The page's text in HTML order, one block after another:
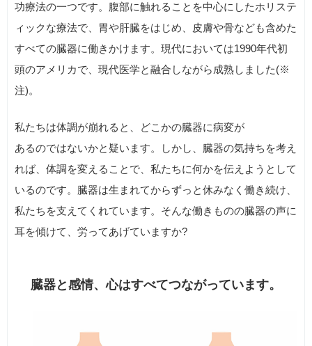
功療法の一つです。腹部に触れることを中心にしたホリステ
ィックな療法で、胃や肝臓をはじめ、皮膚や骨なども含めた
すべての臓器に働きかけます。現代においては1990年代初
頭のアメリカで、現代医学と融合しながら成熟しました(※
注)。
私たちは体調が崩れると、どこかの臓器に病変が
あるのではないかと疑います。しかし、臓器の気持ちを考え
れば、体調を変えることで、私たちに何かを伝えようとして
いるのです。臓器は生まれてからずっと休みなく働き続け、
私たちを支えてくれています。そんな働きものの臓器の声に
耳を傾けて、労ってあげていますか?
臓器と感情、心はすべてつながっています。